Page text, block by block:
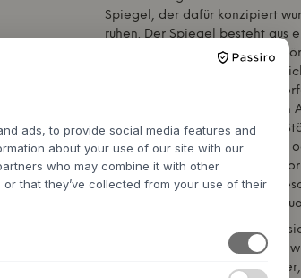
Spiegel, der dafür konzipiert
ruhen. Der Spiegel besteht aus
das von einem leichten,
wird. Das von Anders Thams,
Kontrast zwischen dem soliden
unsichtbaren Leichtigkeit des
aus pulverbeschichtetem Stahl
ist mit präzisen Biegungen
halten, ohne Klebstoff oder
zeitlose und unaufdringliche
Dieser kompakte Spiegel fügt
– vom Eingangsbereich, wo er
Schlafzimmer oder
ads, to provide social media features and
about your use of our site with our
who may combine it with other
that they’ve collected from your use of their